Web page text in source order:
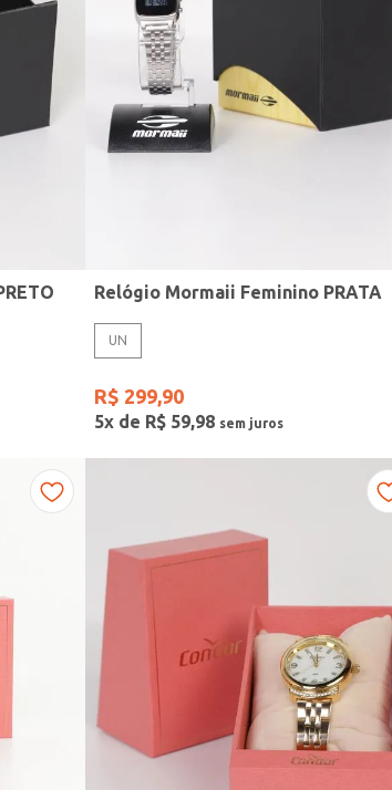
– R$ 390,00
Relógio Mormaii Feminino PRATA
UN
R$ 299,90
5x de R$ 59,98